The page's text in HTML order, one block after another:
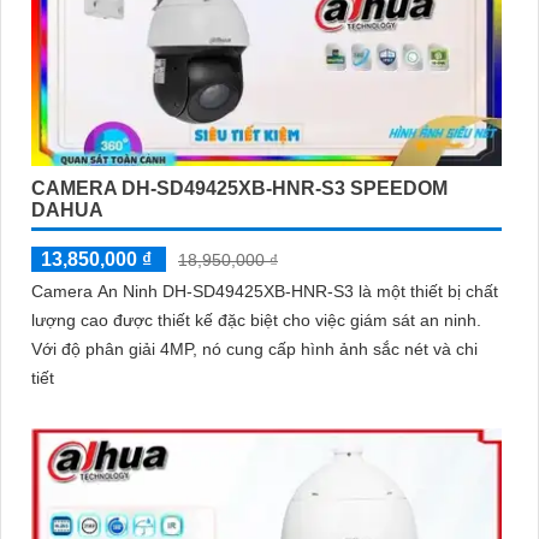
CAMERA DH-SD49425XB-HNR-S3 SPEEDOM
DAHUA
13,850,000 ₫
18,950,000 ₫
Camera An Ninh DH-SD49425XB-HNR-S3 là một thiết bị chất
lượng cao được thiết kế đặc biệt cho việc giám sát an ninh.
Với độ phân giải 4MP, nó cung cấp hình ảnh sắc nét và chi
tiết